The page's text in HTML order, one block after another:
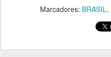
Marcadores: BRASIL